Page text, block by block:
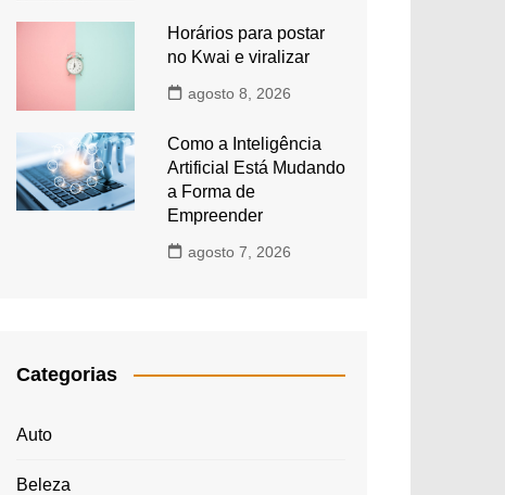
Horários para postar
no Kwai e viralizar
agosto 8, 2026
Como a Inteligência
Artificial Está Mudando
a Forma de
Empreender
agosto 7, 2026
Categorias
Auto
Beleza